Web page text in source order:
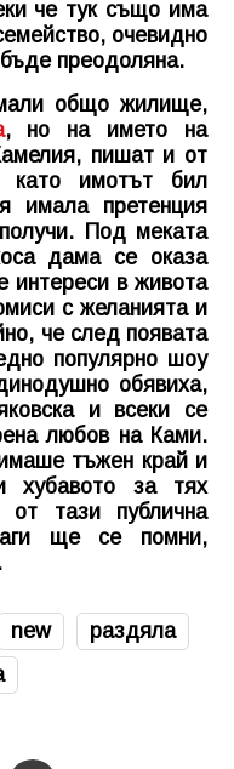
че тук също има
очевидно
преодоляна.
общо жилище,
, но на името на
пишат и от
имотът бил
имала претенция
Под меката
дама се оказа
интереси в живота
с желанията и
че след появата
популярно шоу
обявиха,
и всеки се
любов на Ками.
тъжен край и
за тях
от тази публична
ще се помни,
new
раздяла